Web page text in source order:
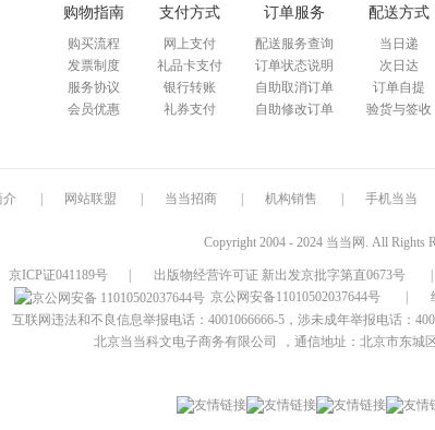
购物指南
购买流程
发票制度
服务协议
会员优惠
支付方式
网上支付
礼品卡支付
银行转账
礼券支付
订单服务
配送服务查询
订单状态说明
自助取消订单
自助修改订单
配送方式
当日递
次日达
订单自提
验货与签收
介 网站联盟 当当招商 机构销售 手机当当
Copyright 2004 - 2024 当当网. All Rights
京ICP证041189号 出版物经营许可证 新出发京批字第直0673号
京公网安备11010502037644号
互联网违法和不良信息举报电话：4001066666-5，涉未成年举报电话：
北京当当科文电子商务有限公司
，通信地址：北京市东城